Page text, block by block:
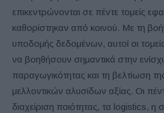
επικεντρώνονται σε πέντε τομείς
καθορίστηκαν από κοινού. Με τη
υποδομής δεδομένων, αυτοί οι
να βοηθήσουν σημαντικά στην
παραγωγικότητας και τη βελτίωση
μελλοντικών αλυσίδων αξίας. Οι
διαχείριση ποιότητας, τα logistics, η